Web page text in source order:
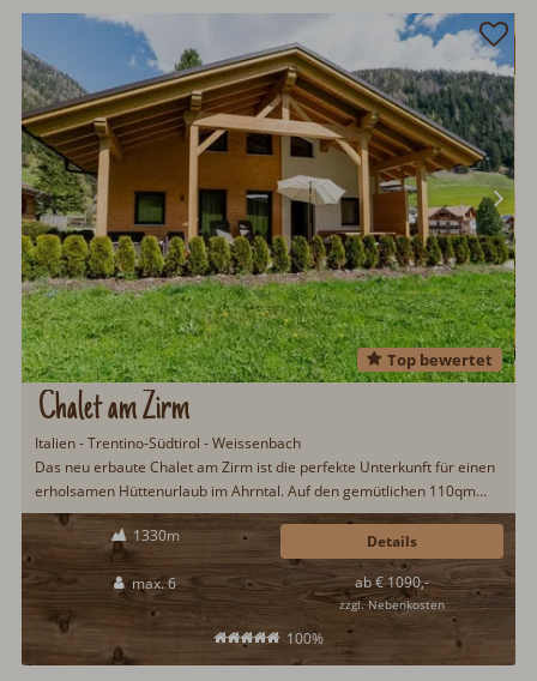
Chalet am Zirm
Top bewertet
Italien - Trentino-Südtirol - Weissenbach
Das neu erbaute Chalet am Zirm ist die perfekte Unterkunft für einen
erholsamen Hüttenurlaub im Ahrntal. Auf den gemütlichen 110qm
Wohnfläche gibt es Platz für sechs Urlaubsgäste. Zur Erholung nach
erlebnisrechen Urlaubstagen steht eine Sauna zur Verfügung. Südtirol
ist Sommer wie Winter ein schönes und abwechslungsreiches
Urlaubsziel für einen Hüttenurlaub...
1330m
max. 6
100%
ab € 1090,-
zzgl. Nebenkosten
Details